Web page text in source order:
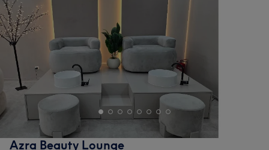
Azra Beauty Lounge